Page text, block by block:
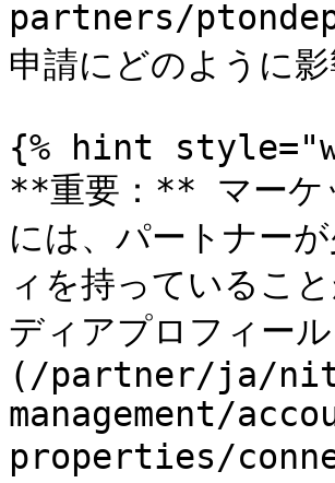
partners/
申請にどのように
{% hint
**重要：** マーケ
には、パートナー
ィを持っているこ
ディアプロフィー
(/partner/ja/
management/
properties/